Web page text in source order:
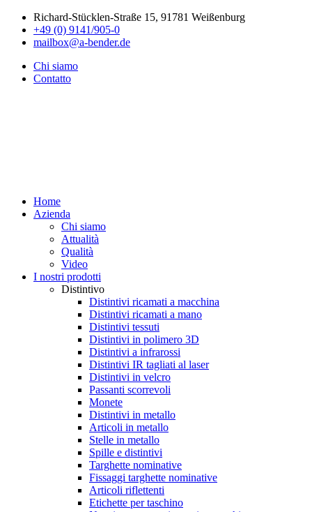
Richard-Stücklen-Straße 15, 91781 Weißenburg
+49 (0) 9141/905-0
mailbox@a-bender.de
Chi siamo
Contatto
Home
Azienda
Chi siamo
Attualità
Qualità
Video
I nostri prodotti
Distintivo
Distintivi ricamati a macchina
Distintivi ricamati a mano
Distintivi tessuti
Distintivi in polimero 3D
Distintivi a infrarossi
Distintivi IR tagliati al laser
Distintivi in velcro
Passanti scorrevoli
Monete
Distintivi in metallo
Articoli in metallo
Stelle in metallo
Spille e distintivi
Targhette nominative
Fissaggi targhette nominative
Articoli riflettenti
Etichette per taschino